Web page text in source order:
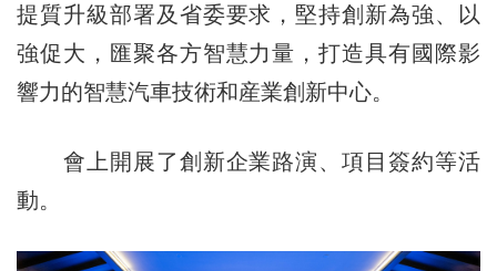
提質升級部署及省委要求，堅持創新為強、以
強促大，匯聚各方智慧力量，打造具有國際影
響力的智慧汽車技術和産業創新中心。
會上開展了創新企業路演、項目簽約等活
動。